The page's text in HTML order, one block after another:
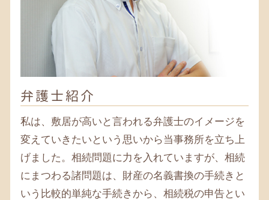
相続 平塚 弁護士
相続税 平塚 弁護士
遺言書 町田 税理士
相続税 相模原 弁護士
相続税 茅ヶ崎 弁護士
遺言書 平塚 弁護士
遺言書 大和 弁護士
相続 大和 税理士
弁護士紹介
私は、敷居が高いと言われる弁護士のイメージを
変えていきたいという思いから当事務所を立ち上
げました。相続問題に力を入れていますが、相続
にまつわる諸問題は、財産の名義書換の手続きと
いう比較的単純な手続きから、相続税の申告とい